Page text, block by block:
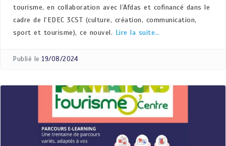
tourisme, en collaboration avec l’Afdas et cofinancé dans le
cadre de l’EDEC 3CST (culture, création, communication,
sport et tourisme), ce nouvel. Lire la suite…
Publié le 19/08/2024